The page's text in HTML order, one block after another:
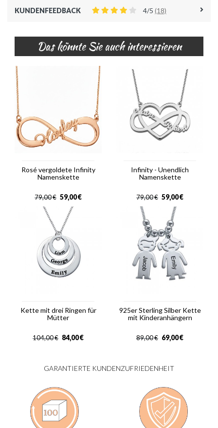
KUNDENFEEDBACK 4/5 (18)
Das könnte Sie auch interessieren
Rosé vergoldete Infinity
Namenskette
€
79,00 €
59,00
Infinity - Unendlich
Namenskette
€
79,00 €
59,00
Kette mit drei Ringen für
Mütter
€
104,00 €
84,00
925er Sterling Silber Kette
mit Kinderanhängern
€
89,00 €
69,00
GARANTIERTE KUNDENZUFRIEDENHEIT